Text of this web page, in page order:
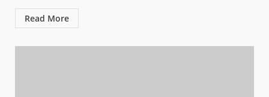
Read More